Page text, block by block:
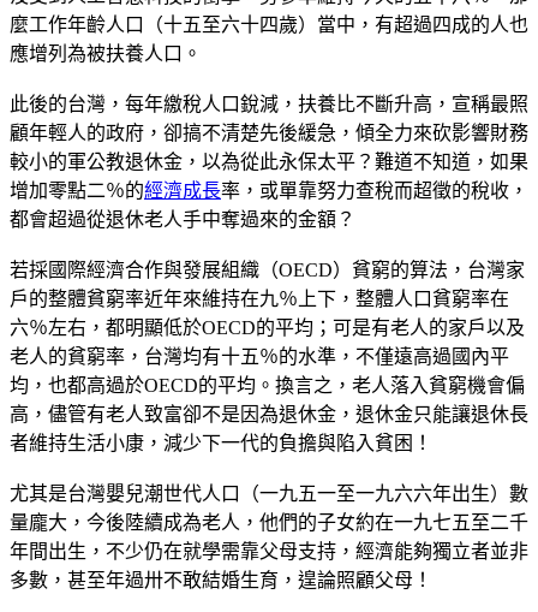
麼工作年齡人口（十五至六十四歲）當中，有超過四成的人也
應增列為被扶養人口。
此後的台灣，每年繳稅人口銳減，扶養比不斷升高，宣稱最照
顧年輕人的政府，卻搞不清楚先後緩急，傾全力來砍影響財務
較小的軍公教退休金，以為從此永保太平？難道不知道，如果
增加零點二％的經濟成長率，或單靠努力查稅而超徵的稅收，
都會超過從退休老人手中奪過來的金額？
若採國際經濟合作與發展組織（OECD）貧窮的算法，台灣家
戶的整體貧窮率近年來維持在九％上下，整體人口貧窮率在
六％左右，都明顯低於OECD的平均；可是有老人的家戶以及
老人的貧窮率，台灣均有十五％的水準，不僅遠高過國內平
均，也都高過於OECD的平均。換言之，老人落入貧窮機會偏
高，儘管有老人致富卻不是因為退休金，退休金只能讓退休長
者維持生活小康，減少下一代的負擔與陷入貧困！
尤其是台灣嬰兒潮世代人口（一九五一至一九六六年出生）數
量龐大，今後陸續成為老人，他們的子女約在一九七五至二千
年間出生，不少仍在就學需靠父母支持，經濟能夠獨立者並非
多數，甚至年過卅不敢結婚生育，遑論照顧父母！